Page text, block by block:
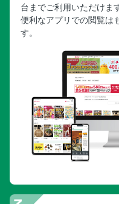
台までご利用いただけま
便利なアプリでの閲覧は
す。